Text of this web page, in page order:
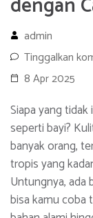
admin
Tinggalkan
8 Apr 2025
Siapa yang
seperti bayi?
banyak orang,
tropis yang
Untungnya, ada
bisa kamu coba